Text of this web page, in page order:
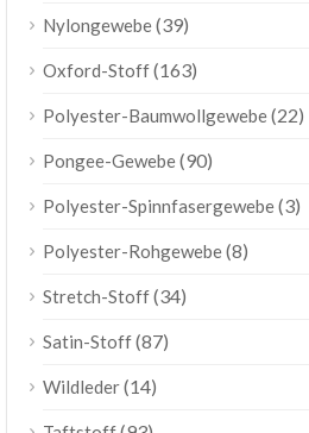
Nylongewebe(39)
Oxford-Stoff(163)
Polyester-Baumwollgewebe(22)
Pongee-Gewebe(90)
Polyester-Spinnfasergewebe(3)
Polyester-Rohgewebe(8)
Stretch-Stoff(34)
Satin-Stoff(87)
Wildleder(14)